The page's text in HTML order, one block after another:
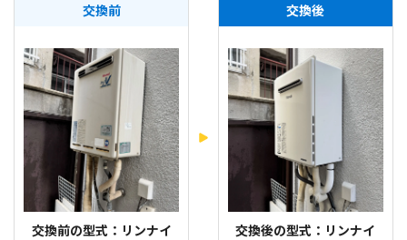
交換前
交換前の型式：リンナイ
交換後
交換後の型式：リンナイ